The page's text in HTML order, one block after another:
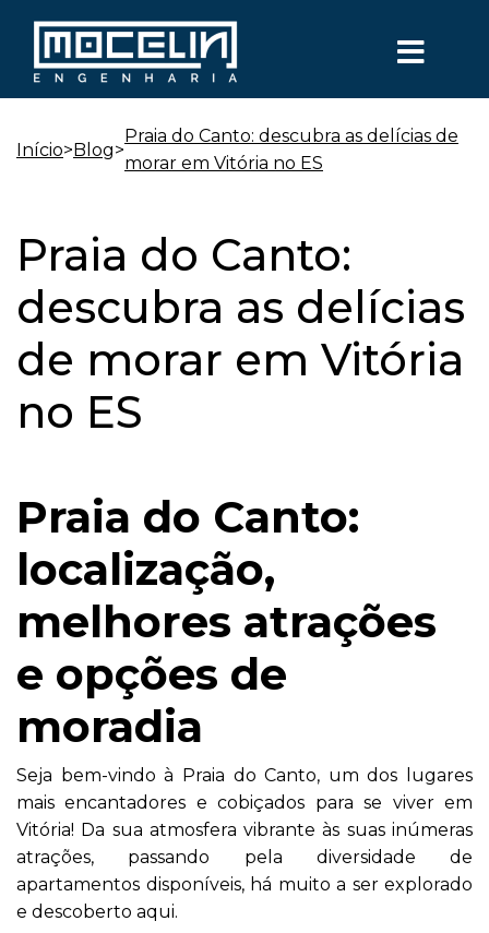
Início>Blog>
Praia do Canto: descubra as delícias de
morar em Vitória no ES
Praia do Canto:
descubra as delícias
de morar em Vitória
no ES
Praia do Canto:
localização,
melhores atrações
e opções de
moradia
Seja bem-vindo à Praia do Canto, um dos lugares
mais encantadores e cobiçados para se viver em
Vitória! Da sua atmosfera vibrante às suas inúmeras
atrações, passando pela diversidade de
apartamentos disponíveis, há muito a ser explorado
e descoberto aqui.